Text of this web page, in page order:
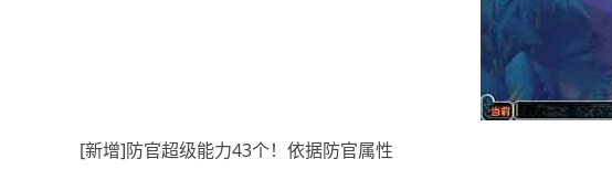
[新增]防官超级能力43个！依据防官属性